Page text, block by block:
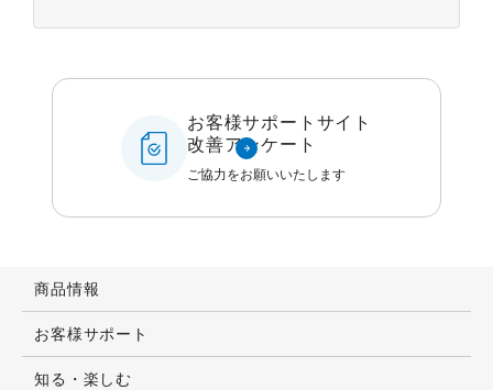
お客様サポートサイト
改善アンケート
ご協力をお願いいたします
商品情報
お客様サポート
知る・楽しむ